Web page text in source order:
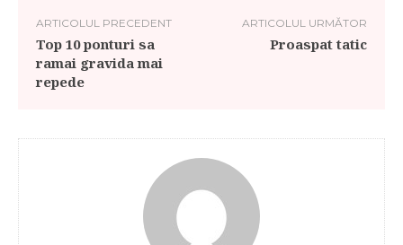
ARTICOLUL PRECEDENT
Top 10 ponturi sa
ramai gravida mai
repede
ARTICOLUL URMĂTOR
Proaspat tatic